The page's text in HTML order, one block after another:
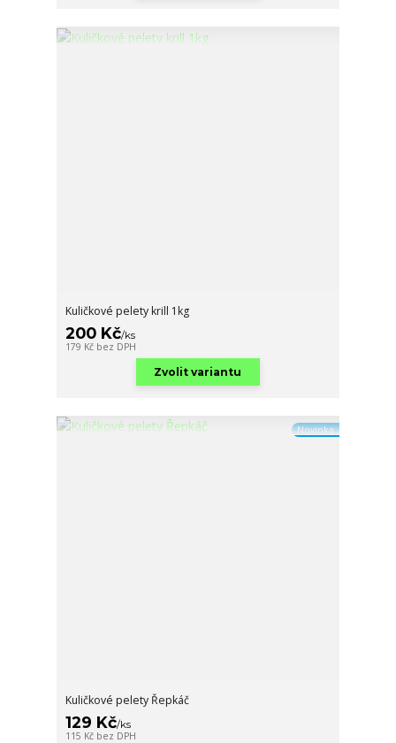
Kuličkové pelety krill 1kg
200 Kč/ks
179 Kč bez DPH
Zvolit variantu
Novinka
Kuličkové pelety Řepkáč
129 Kč/ks
115 Kč bez DPH